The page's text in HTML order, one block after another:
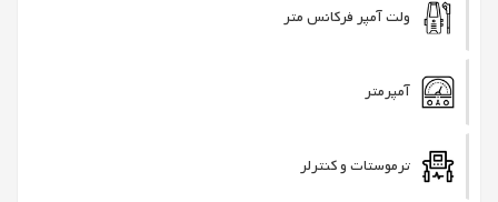
ولت آمپر فرکانس متر
آمپرمتر
ترموستات و کنترلر